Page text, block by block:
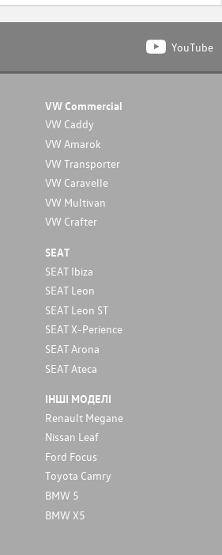
YouTube
VW Commercial
VW Caddy
VW Amarok
VW Transporter
VW Caravelle
VW Multivan
VW Crafter
SEAT
SEAT Ibiza
SEAT Leon
SEAT Leon ST
SEAT X-Perience
SEAT Arona
SEAT Ateca
ІНШІ МОДЕЛІ
Renault Megane
Nissan Leaf
Ford Focus
Toyota Camry
BMW 5
BMW X5